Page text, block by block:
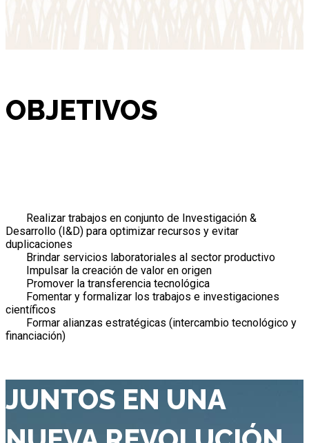
OBJETIVOS
Realizar trabajos en conjunto de Investigación &
Desarrollo (I&D) para optimizar recursos y evitar
duplicaciones
Brindar servicios laboratoriales al sector productivo
Impulsar la creación de valor en origen
Promover la transferencia tecnológica
Fomentar y formalizar los trabajos e investigaciones
científicos
Formar alianzas estratégicas (intercambio tecnológico y
financiación)
JUNTOS EN UNA